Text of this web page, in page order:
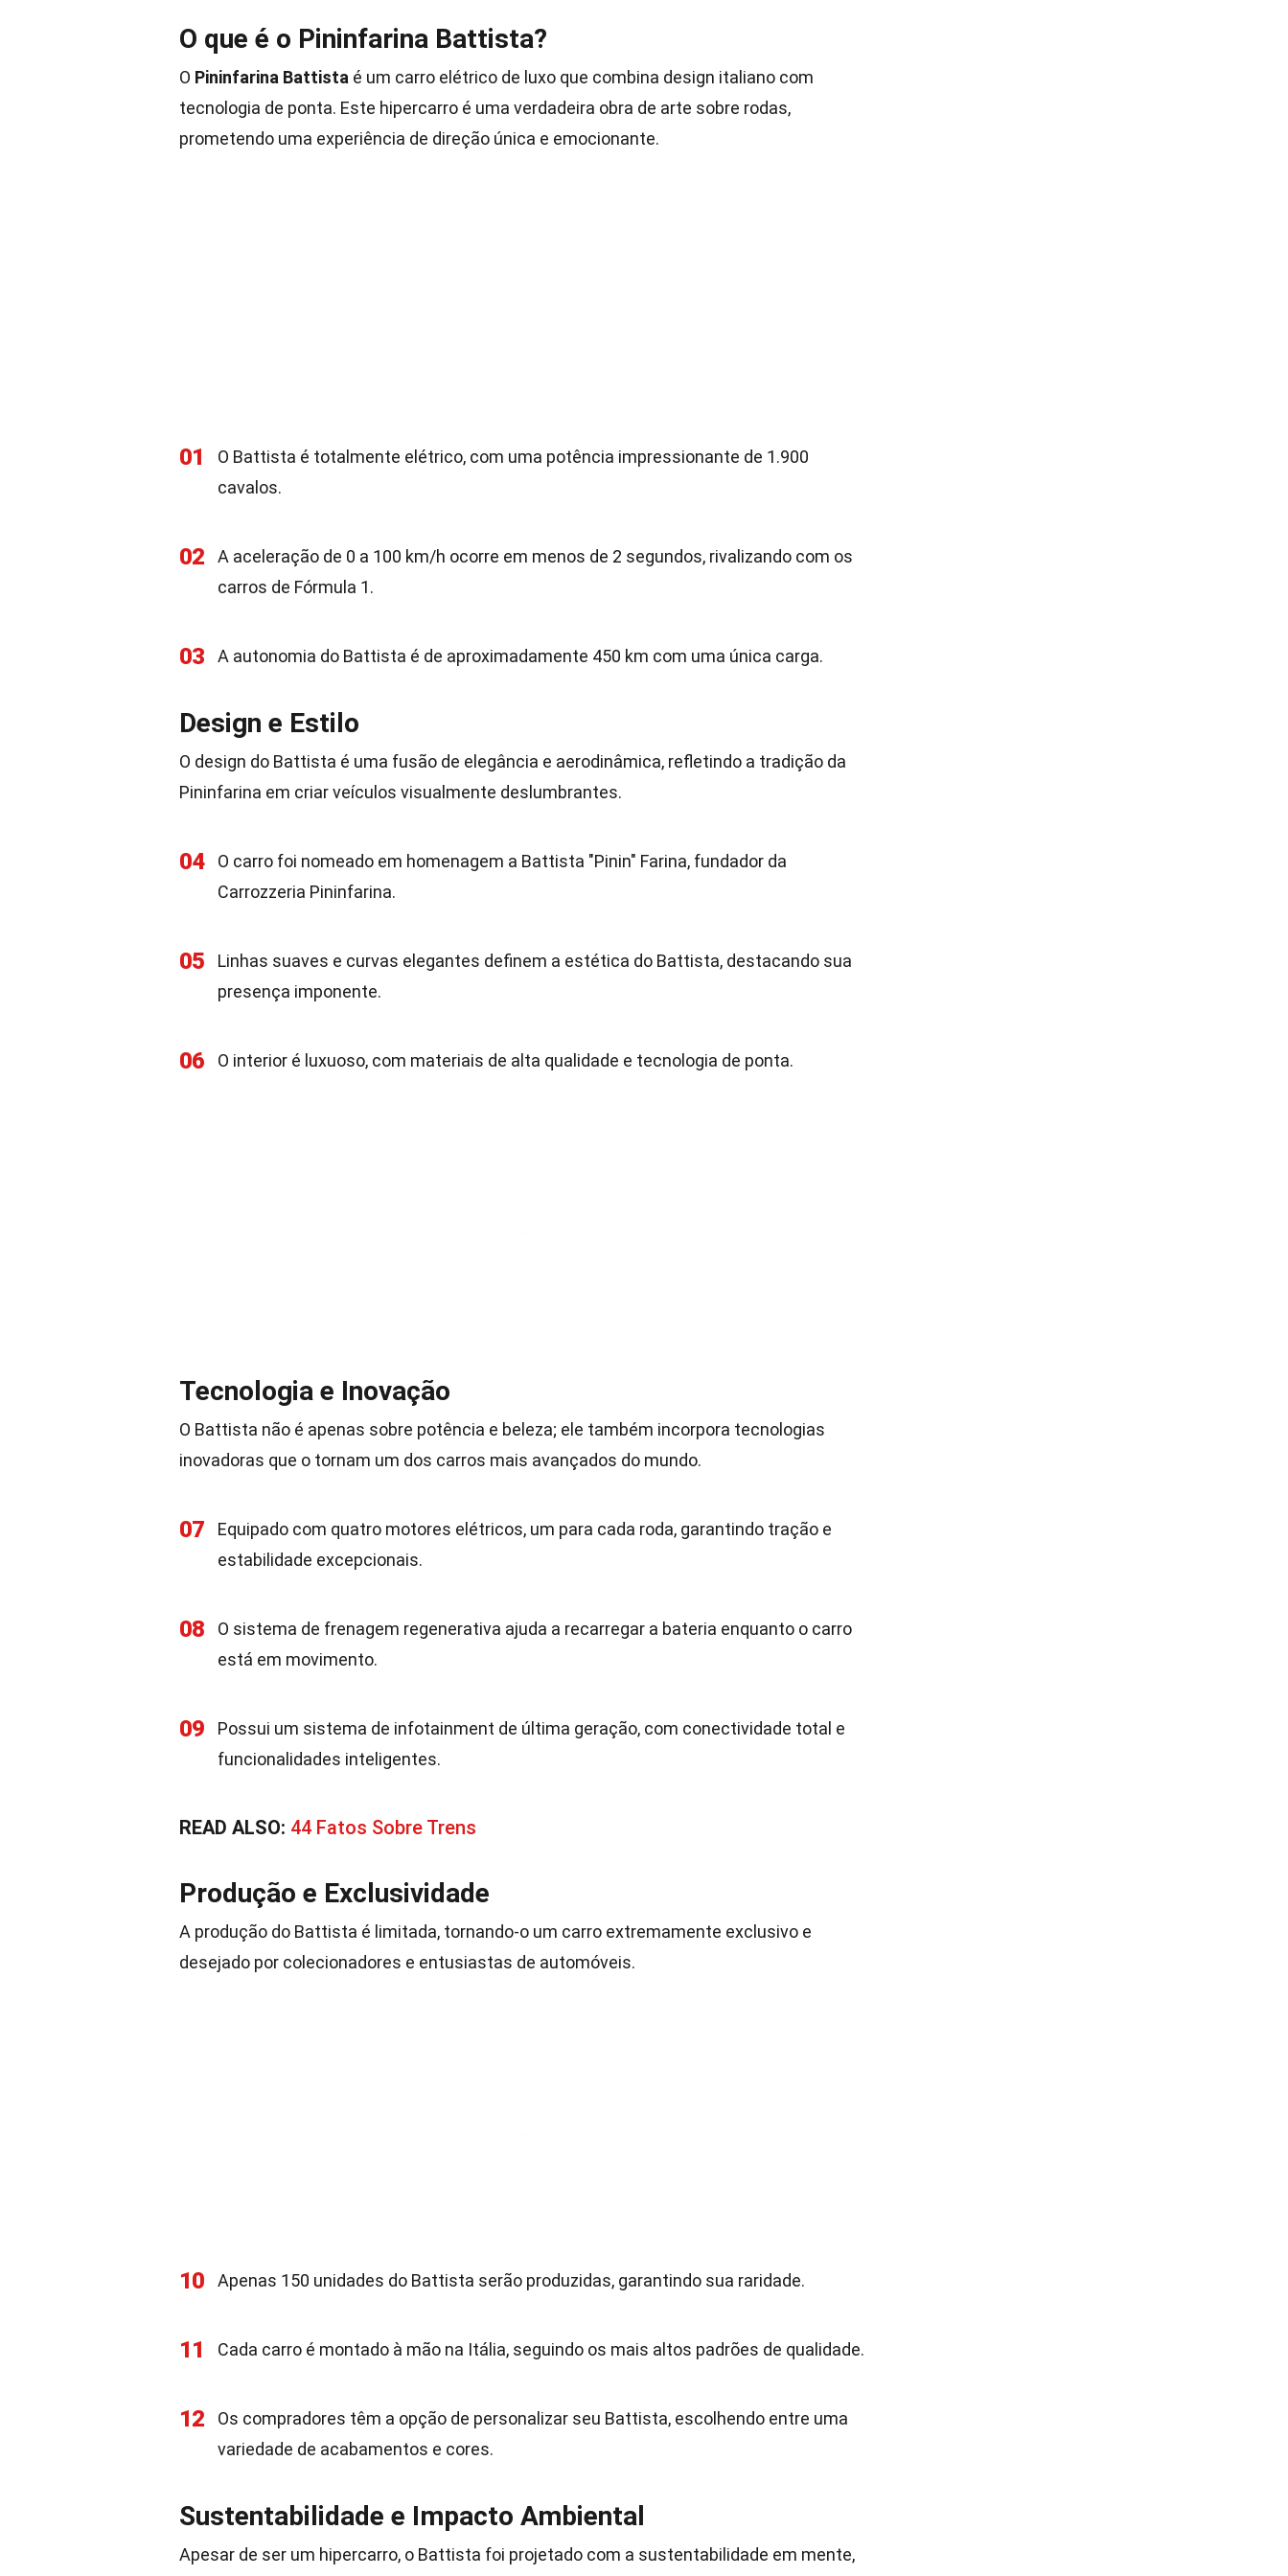
O que é o Pininfarina Battista?
O Pininfarina Battista é um carro elétrico de luxo que combina design italiano com
tecnologia de ponta. Este hipercarro é uma verdadeira obra de arte sobre rodas,
prometendo uma experiência de direção única e emocionante.
01
O Battista é totalmente elétrico, com uma potência impressionante de 1.900
cavalos.
02
A aceleração de 0 a 100 km/h ocorre em menos de 2 segundos, rivalizando com os
carros de Fórmula 1.
03 A autonomia do Battista é de aproximadamente 450 km com uma única carga.
Design e Estilo
O design do Battista é uma fusão de elegância e aerodinâmica, refletindo a tradição da
Pininfarina em criar veículos visualmente deslumbrantes.
04
O carro foi nomeado em homenagem a Battista "Pinin" Farina, fundador da
Carrozzeria Pininfarina.
05
Linhas suaves e curvas elegantes definem a estética do Battista, destacando sua
presença imponente.
06 O interior é luxuoso, com materiais de alta qualidade e tecnologia de ponta.
Tecnologia e Inovação
O Battista não é apenas sobre potência e beleza; ele também incorpora tecnologias
inovadoras que o tornam um dos carros mais avançados do mundo.
07
Equipado com quatro motores elétricos, um para cada roda, garantindo tração e
estabilidade excepcionais.
08
O sistema de frenagem regenerativa ajuda a recarregar a bateria enquanto o carro
está em movimento.
09
Possui um sistema de infotainment de última geração, com conectividade total e
funcionalidades inteligentes.
READ ALSO: 44 Fatos Sobre Trens
Produção e Exclusividade
A produção do Battista é limitada, tornando-o um carro extremamente exclusivo e
desejado por colecionadores e entusiastas de automóveis.
10 Apenas 150 unidades do Battista serão produzidas, garantindo sua raridade.
11 Cada carro é montado à mão na Itália, seguindo os mais altos padrões de qualidade.
12
Os compradores têm a opção de personalizar seu Battista, escolhendo entre uma
variedade de acabamentos e cores.
Sustentabilidade e Impacto Ambiental
Apesar de ser um hipercarro, o Battista foi projetado com a sustentabilidade em mente,